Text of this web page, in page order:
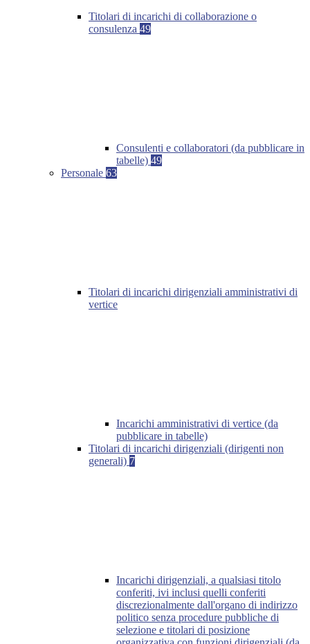
Titolari di incarichi di collaborazione o
consulenza 49
Consulenti e collaboratori (da pubblicare in
tabelle) 49
Personale 63
Titolari di incarichi dirigenziali amministrativi di
vertice
Incarichi amministrativi di vertice (da
pubblicare in tabelle)
Titolari di incarichi dirigenziali (dirigenti non
generali) 7
Incarichi dirigenziali, a qualsiasi titolo
conferiti, ivi inclusi quelli conferiti
discrezionalmente dall'organo di indirizzo
politico senza procedure pubbliche di
selezione e titolari di posizione